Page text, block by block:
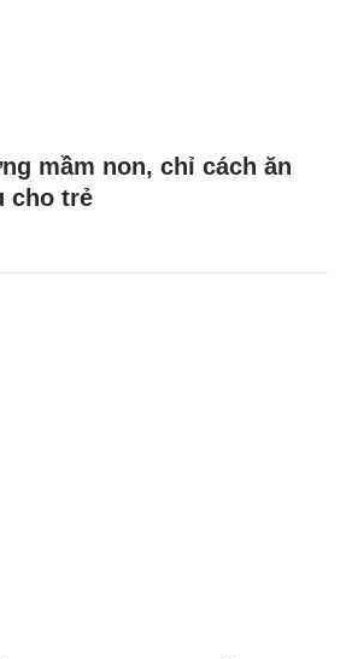
mầm non, chỉ cách ăn
cho trẻ